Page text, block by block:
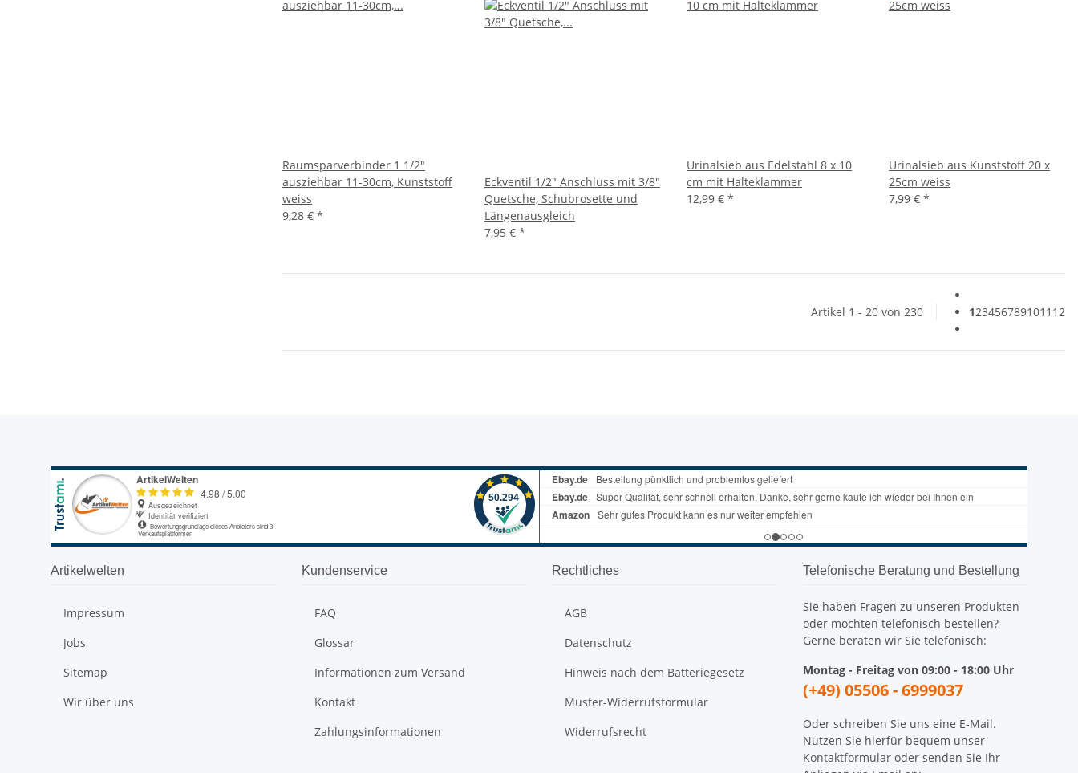
Raumsparverbinder 1 1/2"
ausziehbar 11-30cm, Kunststoff
weiss
9,28 € *
Eckventil 1/2" Anschluss mit 3/8"
Quetsche, Schubrosette und
Längenausgleich
7,95 € *
Urinalsieb aus Edelstahl 8 x 10
cm mit Halteklammer
12,99 € *
Urinalsieb aus Kunststoff 20 x
25cm weiss
7,99 € *
Artikel 1 - 20 von 230 1234567891011 12
Artikelwelten
Impressum
Jobs
Sitemap
Wir über uns
Kundenservice
FAQ
Glossar
Informationen zum Versand
Kontakt
Zahlungsinformationen
Rechtliches
AGB
Datenschutz
Hinweis nach dem Batteriegesetz
Muster-Widerrufsformular
Widerrufsrecht
Telefonische Beratung und Bestellung
Sie haben Fragen zu unseren Produkten
oder möchten telefonisch bestellen?
Gerne beraten wir Sie telefonisch:
Montag - Freitag von 09:00 - 18:00 Uhr
(+49) 05506 - 6999037
Oder schreiben Sie uns eine E-Mail.
Nutzen Sie hierfür bequem unser
Kontaktformularoder senden Sie Ihr